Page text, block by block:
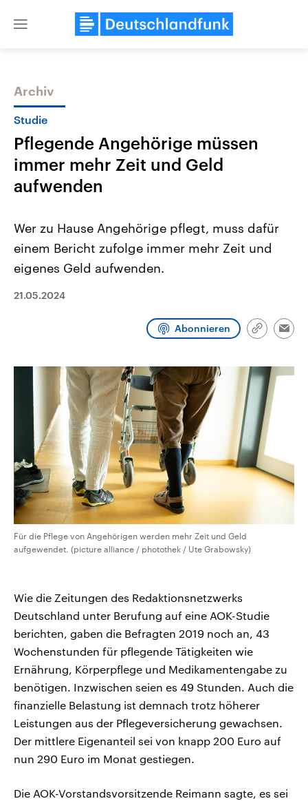
Close
Themen
2026
Alle Informationen
Sachsen-Anhalt wählt am 6.
Landtag. Seit 2021 wird das
Wahlprogramme, aktuelle Berichte
Aktuelle Beiträge,
aktuelle Weltgeschehen.
Audio-Archiv
Archiv
Studie
Pflegende Angehörige müssen
immer mehr Zeit und Geld
aufwenden
Wer zu Hause Angehörige pflegt, muss dafür
einem Bericht zufolge immer mehr Zeit und
eigenes Geld aufwenden.
21.05.2024
Abonnieren
Link
Für die Pflege von Angehörigen werden mehr Zeit und Geld
aufgewendet. (picture alliance / photothek / Ute Grabowsky)
Wie die Zeitungen des Redaktionsnetzwerks
Deutschland unter Berufung auf eine AOK-Studie
berichten, gaben die Befragten 2019 noch an, 43
Wochenstunden für pflegende Tätigkeiten wie
Ernährung, Körperpflege und Medikamentengabe zu
benötigen. Inzwischen seien es 49 Stunden. Auch die
finanzielle Belastung ist demnach trotz höherer
Leistungen aus der Pflegeversicherung gewachsen.
Der mittlere Eigenanteil sei von knapp 200 Euro auf
nun 290 Euro im Monat gestiegen.
Die AOK-Vorstandsvorsitzende Reimann sagte, es sei